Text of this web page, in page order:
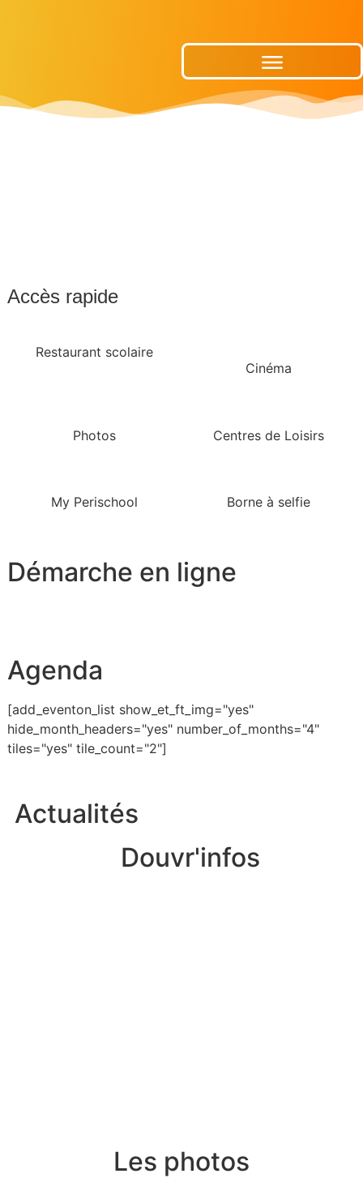
Accès rapide
Restaurant scolaire
Cinéma
Photos Centres de Loisirs
My Perischool Borne à selfie
Démarche en ligne
Agenda
[add_eventon_list show_et_ft_img="yes"
hide_month_headers="yes" number_of_months="4"
tiles="yes" tile_count="2"]
Actualités
Douvr'infos
Les photos